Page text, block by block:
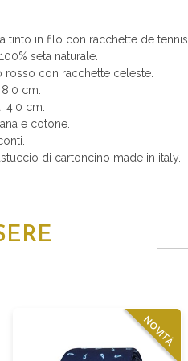
tinto in filo con racchette de tennis.
seta naturale.
rosso con racchette celeste.
cm.
4,0 cm.
e cotone.
di cartoncino made in italy.
NOVITÀ